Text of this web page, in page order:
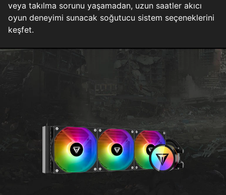
veya takılma sorunu yaşamadan, uzun saatler akıcı
oyun deneyimi sunacak soğutucu sistem seçeneklerini
keşfet.